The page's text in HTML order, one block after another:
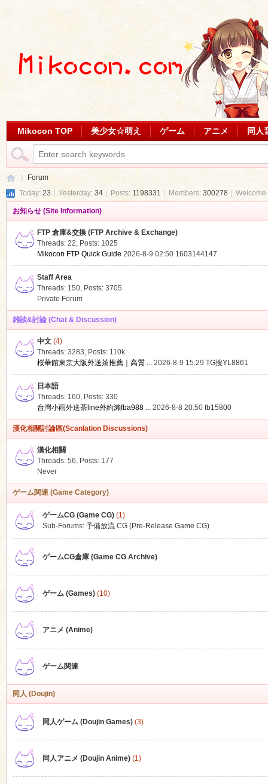
Mikocon TOP 美少女☆萌え ゲーム アニメ 同人
Forum
Today: 23 Yesterday: 34 Posts: 1198331 Members: 300278
お知らせ (Site Information)
FTP 倉庫&交換 (FTP Archive & Exchange)
Threads: 22, Posts: 1025
Mikocon FTP Quick Guide 2026-8-9 02:50 1603144147
Staff Area
Threads: 150, Posts: 3705
Private Forum
雑談&討論 (Chat & Discussion)
中文(4)
Threads: 3283, Posts: 110k
桜華館東京大阪外送茶推薦｜高質 ... 2026-8-9 15:29 TG搜YL8861
日本語
Threads: 160, Posts: 330
台灣小雨外送茶line外約瀨fba988 ... 2026-8-8 20:50 fb15800
漢化相關討論區(Scanlation Discussions)
漢化相關
Threads: 56, Posts: 177
Never
ゲーム関連 (Game Category)
ゲームCG (Game CG)(1)
Sub-Forums: 予備放流 CG (Pre-Release Game CG)
ゲームCG倉庫 (Game CG Archive)
ゲーム (Games)(10)
アニメ (Anime)
ゲーム関連
同人 (Doujin)
同人ゲーム (Doujin Games)(3)
同人アニメ (Doujin Anime)(1)